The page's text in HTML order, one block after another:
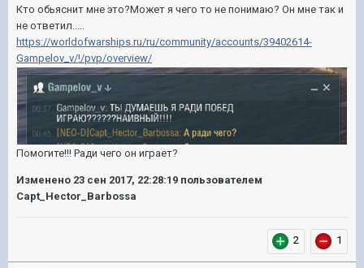
Кто обьяснит мне это?Может я чего то не понимаю? Он мне так и
не ответил.....
https://worldofwarships.ru/ru/community/accounts/39402614-
Gampelov_v/!/pvp/overview/
Помогите!!! Ради чего он играет?
Изменено 23 сен 2017, 22:28:19 пользователем
Capt_Hector_Barbossa
2 1